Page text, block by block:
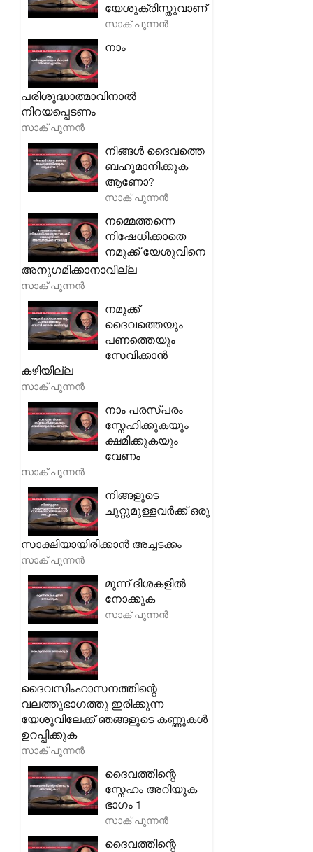
യേശുക്രിസ്തുവാണ്
സാക് പുന്നൻ
നാം
പരിശുദ്ധാത്മാവിനാൽ
നിറയപ്പെടണം
സാക് പുന്നൻ
നിങ്ങൾ ദൈവത്തെ
ബഹുമാനിക്കുക
ആണോ?
സാക് പുന്നൻ
നമ്മെത്തന്നെ
നിഷേധിക്കാതെ
നമുക്ക് യേശുവിനെ
അനുഗമിക്കാനാവില്ല
സാക് പുന്നൻ
നമുക്ക്
ദൈവത്തെയും
പണത്തെയും
സേവിക്കാൻ
കഴിയില്ല
സാക് പുന്നൻ
നാം പരസ്പരം
സ്നേഹിക്കുകയും
ക്ഷമിക്കുകയും
വേണം
സാക് പുന്നൻ
നിങ്ങളുടെ
ചുറ്റുമുള്ളവർക്ക് ഒരു
സാക്ഷിയായിരിക്കാൻ അച്ചടക്കം
സാക് പുന്നൻ
മൂന്ന് ദിശകളിൽ
നോക്കുക
സാക് പുന്നൻ
ദൈവസിംഹാസനത്തിന്റെ
വലത്തുഭാഗത്തു ഇരിക്കുന്ന
യേശുവിലേക്ക് ഞങ്ങളുടെ കണ്ണുകൾ
ഉറപ്പിക്കുക
സാക് പുന്നൻ
ദൈവത്തിന്റെ
സ്നേഹം അറിയുക -
ഭാഗം 1
സാക് പുന്നൻ
ദൈവത്തിന്റെ